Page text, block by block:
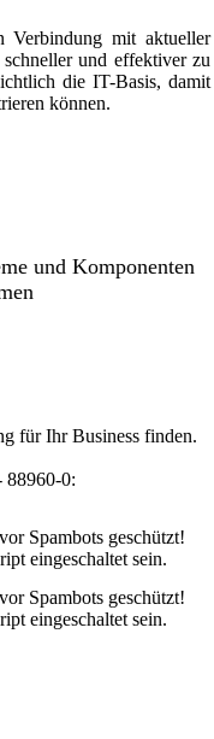
Verbindung mit aktueller
und effektiver zu
die IT-Basis, damit
können.
und Komponenten
für Ihr Business finden.
88960-0:
Spambots geschützt!
eingeschaltet sein.
Spambots geschützt!
eingeschaltet sein.